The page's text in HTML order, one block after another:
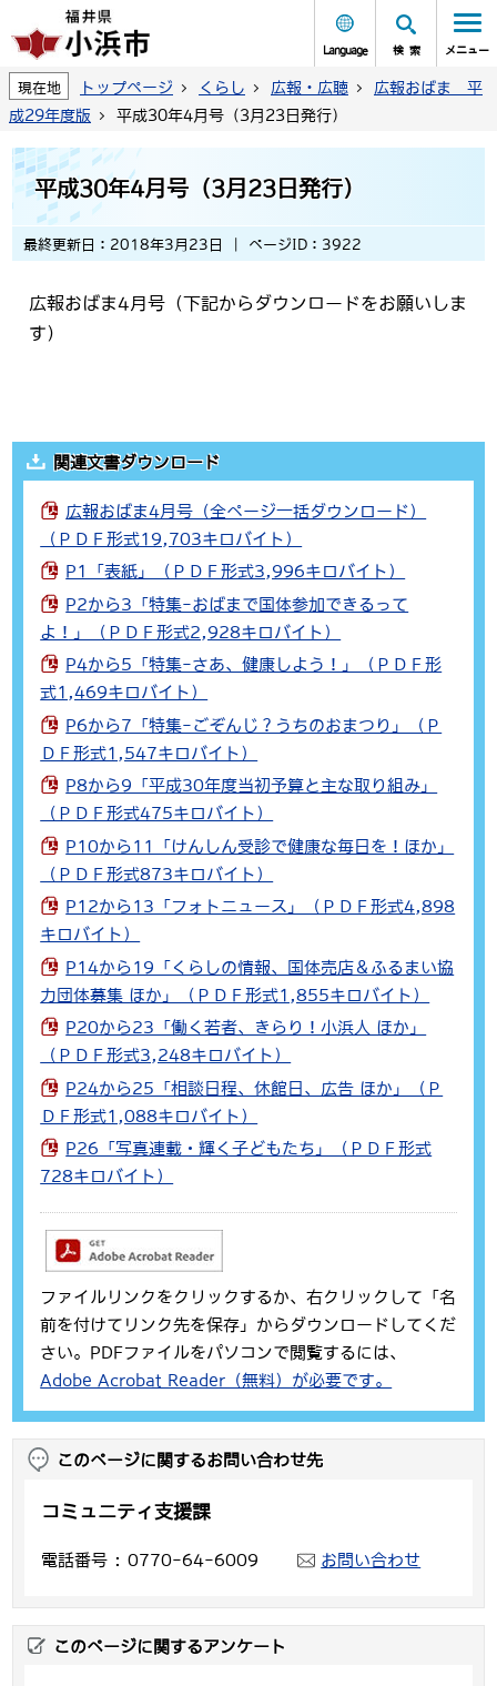
Language 検索 メニュー
現在地 トップページ くらし 広報・広聴
広報おばま 平
成29年度版
平成30年4月号（3月23日発行）
平成30年4月号（3月23日発行）
最終更新日：2018年3月23日 ページID：3922
広報おばま4月号（下記からダウンロードをお願いしま
す）
関連文書ダウンロード
広報おばま4月号（全ページ一括ダウンロード）
（ＰＤＦ形式19,703キロバイト）
P1「表紙」（ＰＤＦ形式3,996キロバイト）
P2から3「特集-おばまで国体参加できるって
よ！」（ＰＤＦ形式2,928キロバイト）
P4から5「特集-さあ、健康しよう！」（ＰＤＦ形
式1,469キロバイト）
P6から7「特集-ごぞんじ？うちのおまつり」（Ｐ
ＤＦ形式1,547キロバイト）
P8から9「平成30年度当初予算と主な取り組み」
（ＰＤＦ形式475キロバイト）
P10から11「けんしん受診で健康な毎日を！ほか」
（ＰＤＦ形式873キロバイト）
P12から13「フォトニュース」（ＰＤＦ形式4,898
キロバイト）
P14から19「くらしの情報、国体売店＆ふるまい協
力団体募集 ほか」（ＰＤＦ形式1,855キロバイト）
P20から23「働く若者、きらり！小浜人 ほか」
（ＰＤＦ形式3,248キロバイト）
P24から25「相談日程、休館日、広告 ほか」（Ｐ
ＤＦ形式1,088キロバイト）
P26「写真連載・輝く子どもたち」（ＰＤＦ形式
728キロバイト）
ファイルリンクをクリックするか、右クリックして「名
前を付けてリンク先を保存」からダウンロードしてくだ
さい。PDFファイルをパソコンで閲覧するには、
Adobe Acrobat Reader（無料）が必要です。
このページに関するお問い合わせ先
コミュニティ支援課
電話番号 0770-64-6009 お問い合わせ
このページに関するアンケート